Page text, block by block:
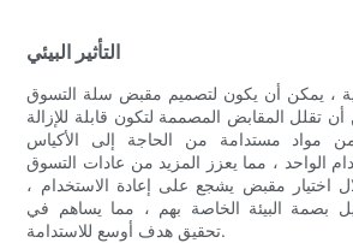
التأثير البيئي
، يمكن أن يكون لتصميم مقبض سلة التسوق
أن تقلل المقابض المصممة لتكون قابلة للإزالة
مواد مستدامة من الحاجة إلى الأكياس
الواحد ، مما يعزز المزيد من عادات التسوق
اختيار مقبض يشجع على إعادة الاستخدام ،
بصمة البيئة الخاصة بهم ، مما يساهم في
تحقيق هدف أوسع للاستدامة.